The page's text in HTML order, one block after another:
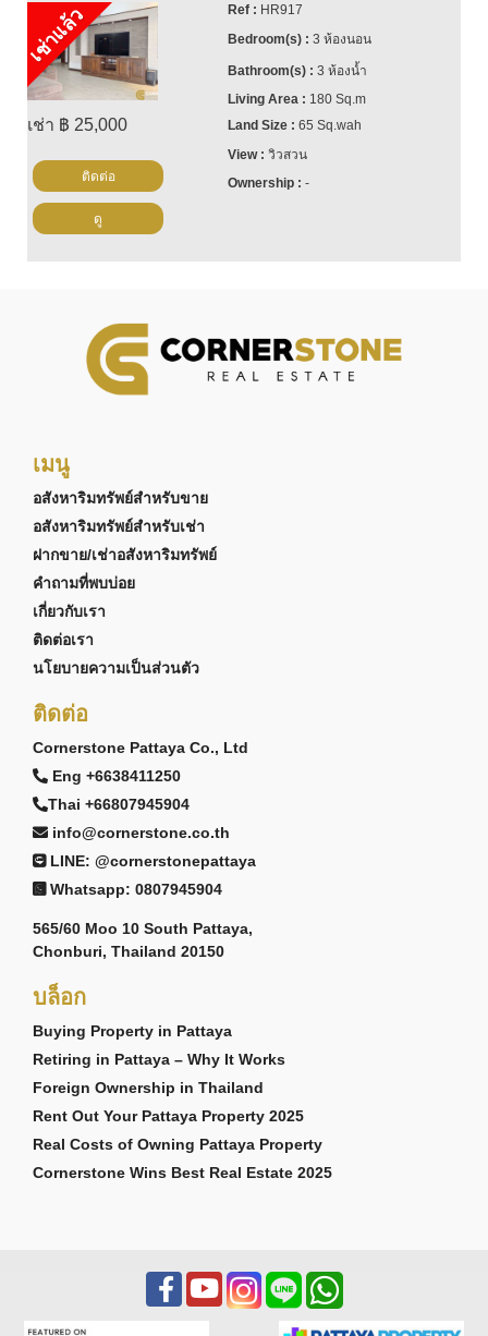
เช่าแล้ว
เช่า ฿ 25,000
HR917
3 ห้องนอน
3 ห้องน้ำ
180 Sq.m
65 Sq.wah
วิวสวน
-
ติดต่อ
ดู
เมนู
อสังหาริมทรัพย์สำหรับขาย
อสังหาริมทรัพย์สำหรับเช่า
ฝากขาย/เช่าอสังหาริมทรัพย์
คำถามที่พบบ่อย
เกี่ยวกับเรา
ติดต่อเรา
นโยบายความเป็นส่วนตัว
ติดต่อ
Cornerstone Pattaya Co., Ltd
Eng +6638411250
Thai +66807945904
info@cornerstone.co.th
LINE: @cornerstonepattaya
Whatsapp: 0807945904
565/60 Moo 10 South Pattaya,
Chonburi, Thailand 20150
บล็อก
Buying Property in Pattaya
Retiring in Pattaya – Why It Works
Foreign Ownership in Thailand
Rent Out Your Pattaya Property 2025
Real Costs of Owning Pattaya Property
Cornerstone Wins Best Real Estate 2025